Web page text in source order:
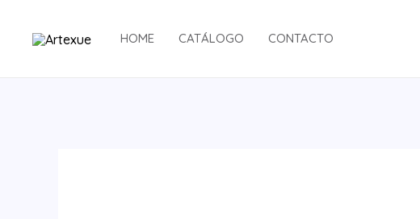
HOME CATÁLOGO CONTACTO